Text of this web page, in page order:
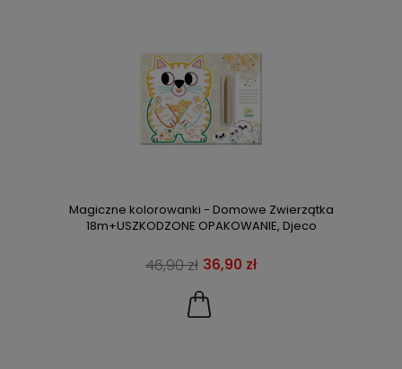
Magiczne kolorowanki - Domowe Zwierzątka
18m+USZKODZONE OPAKOWANIE, Djeco
46,90 zł 36,90 zł